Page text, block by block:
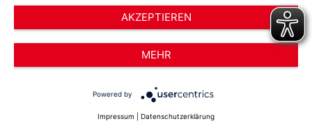
© 2026 AWO Düsseldorf – Arbeiterwohlfahrt e.V.
AKZEPTIEREN
MEHR
Powered by
Impressum Datenschutzerklärung